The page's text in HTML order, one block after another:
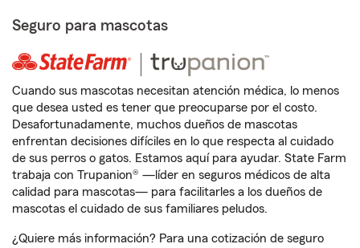
Seguro para mascotas
Cuando sus mascotas necesitan atención médica, lo menos
que desea usted es tener que preocuparse por el costo.
Desafortunadamente, muchos dueños de mascotas
enfrentan decisiones difíciles en lo que respecta al cuidado
de sus perros o gatos. Estamos aquí para ayudar. State Farm
trabaja con Trupanion® —líder en seguros médicos de alta
calidad para mascotas— para facilitarles a los dueños de
mascotas el cuidado de sus familiares peludos.
¿Quiere más información? Para una cotización de seguro